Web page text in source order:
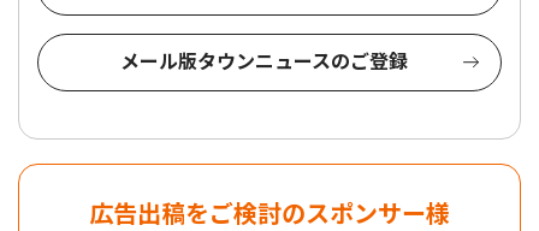
メール版タウンニュースのご登録
広告出稿をご検討のスポンサー様